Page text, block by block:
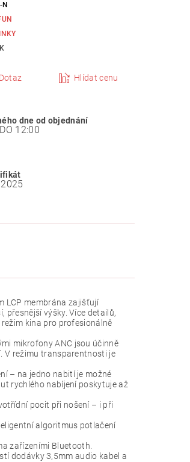
N
Dotaz Hlídat cenu
dne od objednání
12:00
LCP membrána zajišťují
přesnější výšky. Více detailů,
kina pro profesionálně
mikrofony ANC jsou účinně
V režimu transparentnosti je
– na jedno nabití je možné
rychlého nabíjení poskytuje až
pocit při nošení – i při
algoritmus potlačení
zařízeními Bluetooth.
dodávky 3,5mm audio kabel a